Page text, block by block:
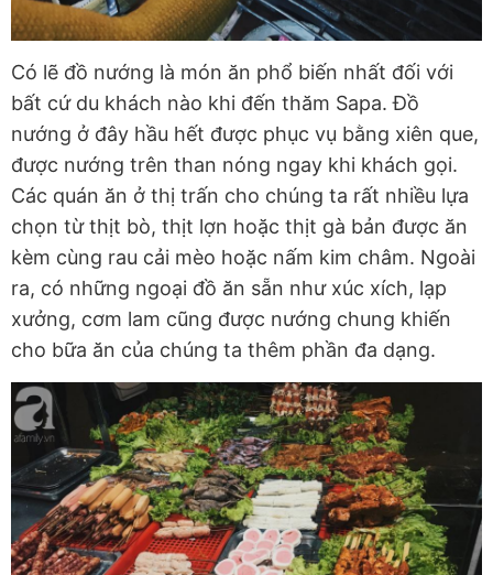
Có lẽ đồ nướng là món ăn phổ biến nhất đối với
bất cứ du khách nào khi đến thăm Sapa. Đồ
nướng ở đây hầu hết được phục vụ bằng xiên que,
được nướng trên than nóng ngay khi khách gọi.
Các quán ăn ở thị trấn cho chúng ta rất nhiều lựa
chọn từ thịt bò, thịt lợn hoặc thịt gà bản được ăn
kèm cùng rau cải mèo hoặc nấm kim châm. Ngoài
ra, có những ngoại đồ ăn sẵn như xúc xích, lạp
xưởng, cơm lam cũng được nướng chung khiến
cho bữa ăn của chúng ta thêm phần đa dạng.